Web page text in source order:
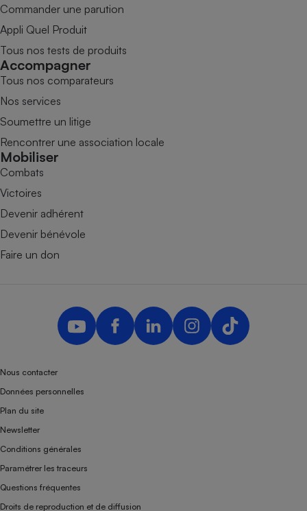
Commander une parution
Appli Quel Produit
Tous nos tests de produits
Accompagner
Tous nos comparateurs
Nos services
Soumettre un litige
Rencontrer une association locale
Mobiliser
Combats
Victoires
Devenir adhérent
Devenir bénévole
Faire un don
Nous contacter
Données personnelles
Plan du site
Newsletter
Conditions générales
Paramétrer les traceurs
Questions fréquentes
Droits de reproduction et de diffusion